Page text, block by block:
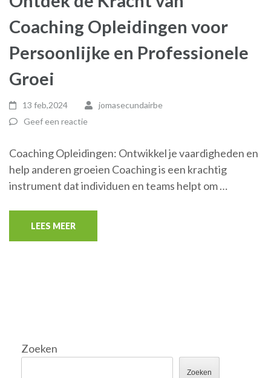
Coaching Opleidingen voor
Persoonlijke en Professionele
Groei
13 feb,2024
jomasecundairbe
Geef een reactie
Coaching Opleidingen: Ontwikkel je vaardigheden en
help anderen groeien Coaching is een krachtig
instrument dat individuen en teams helpt om …
LEES MEER
Zoeken
Zoeken